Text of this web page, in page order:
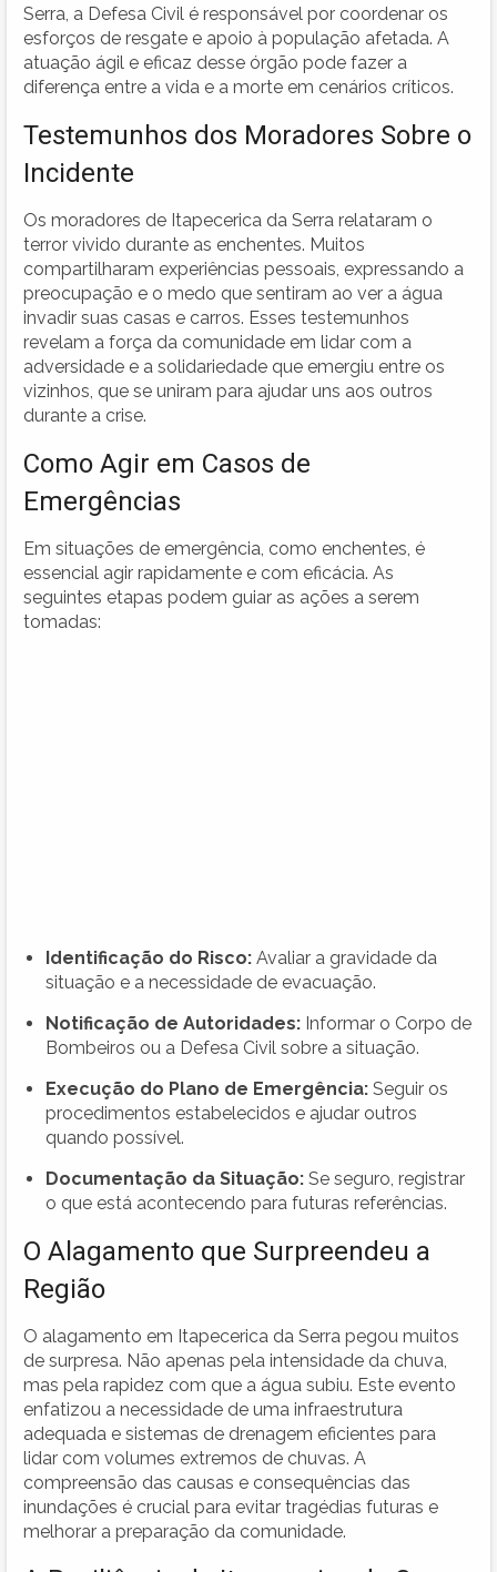
Serra, a Defesa Civil é responsável por coordenar os
esforços de resgate e apoio à população afetada. A
atuação ágil e eficaz desse órgão pode fazer a
diferença entre a vida e a morte em cenários críticos.
Testemunhos dos Moradores Sobre o
Incidente
Os moradores de Itapecerica da Serra relataram o
terror vivido durante as enchentes. Muitos
compartilharam experiências pessoais, expressando a
preocupação e o medo que sentiram ao ver a água
invadir suas casas e carros. Esses testemunhos
revelam a força da comunidade em lidar com a
adversidade e a solidariedade que emergiu entre os
vizinhos, que se uniram para ajudar uns aos outros
durante a crise.
Como Agir em Casos de
Emergências
Em situações de emergência, como enchentes, é
essencial agir rapidamente e com eficácia. As
seguintes etapas podem guiar as ações a serem
tomadas:
Identificação do Risco: Avaliar a gravidade da
situação e a necessidade de evacuação.
Notificação de Autoridades: Informar o Corpo de
Bombeiros ou a Defesa Civil sobre a situação.
Execução do Plano de Emergência: Seguir os
procedimentos estabelecidos e ajudar outros
quando possível.
Documentação da Situação: Se seguro, registrar
o que está acontecendo para futuras referências.
O Alagamento que Surpreendeu a
Região
O alagamento em Itapecerica da Serra pegou muitos
de surpresa. Não apenas pela intensidade da chuva,
mas pela rapidez com que a água subiu. Este evento
enfatizou a necessidade de uma infraestrutura
adequada e sistemas de drenagem eficientes para
lidar com volumes extremos de chuvas. A
compreensão das causas e consequências das
inundações é crucial para evitar tragédias futuras e
melhorar a preparação da comunidade.